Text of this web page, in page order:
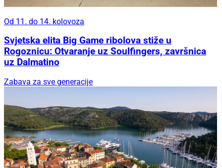
Od 11. do 14. kolovoza
Svjetska elita Big Game ribolova stiže u
Rogoznicu: Otvaranje uz Soulfingers, završnica
uz Dalmatino
Zabava za sve generacije